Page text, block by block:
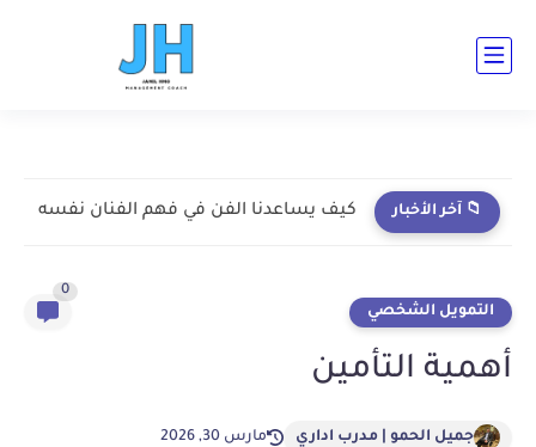
📁 آخر الأخبار كيف يساعدنا الفن في فهم الفنان نفسه
التمويل الشخصي
0
أهمية التأمين
جميل الحمو | مدرب اداري مارس 30, 2026